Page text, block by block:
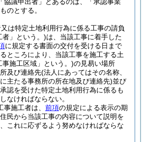
のとする。
は特定土地利用行為に係る工事の請負
者」という。)は、当該工事に着手した
に規定する書面の交付を受ける日まで
ところにより、当該工事を施工する土
事施工区域」という。)の見易い場所
及び連絡先(法人にあってはその名称、
主たる事務所の所在地及び連絡先)並び
認を受けた特定土地利用行為に係るも
なければならない。
施工者は、 前項の規定による表示の期
民から当該工事の内容について説明を
これに応ずるよう努めなければならな